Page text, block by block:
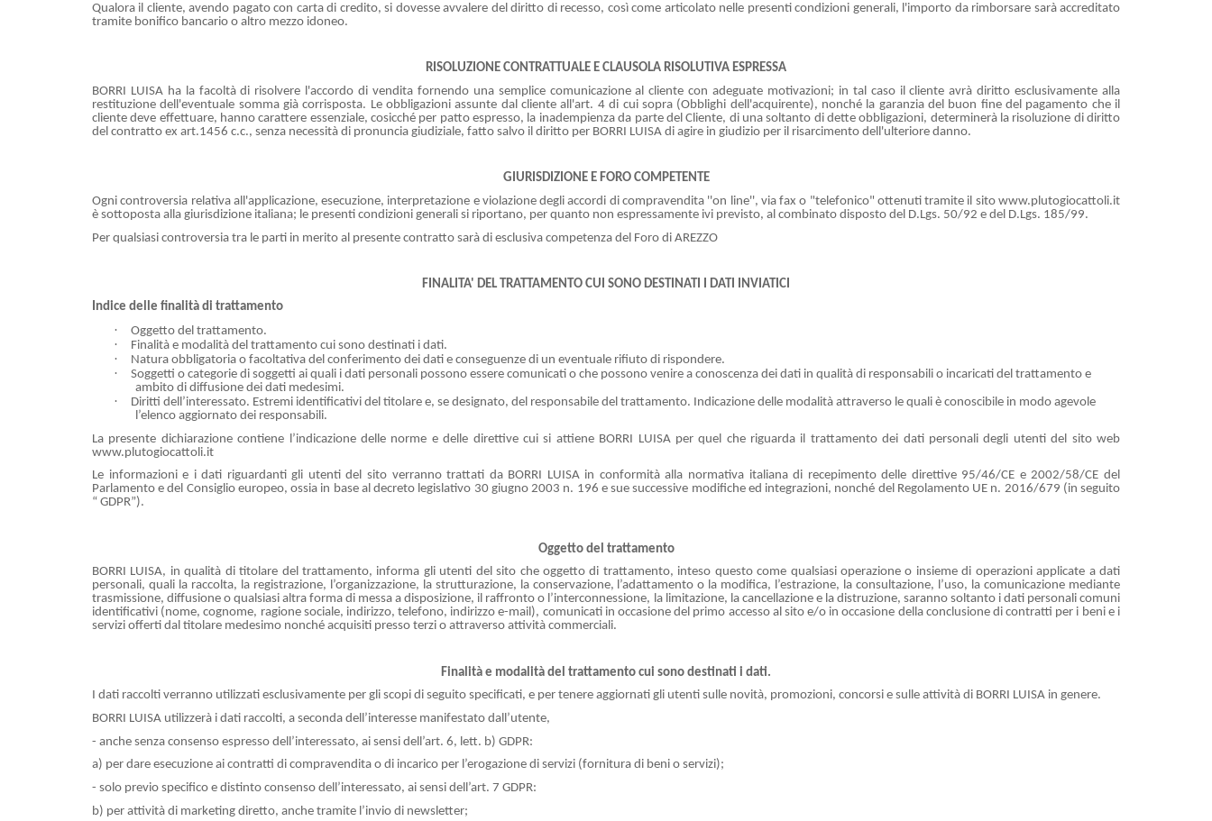
Qualora il cliente, avendo pagato con carta di credito, si dovesse avvalere del diritto di recesso, così come articolato nelle presenti condizioni generali, l'importo da rimborsare sarà accreditato
tramite bonifico bancario o altro mezzo idoneo.
RISOLUZIONE CONTRATTUALE E CLAUSOLA RISOLUTIVA ESPRESSA
BORRI LUISA ha la facoltà di risolvere l'accordo di vendita fornendo una semplice comunicazione al cliente con adeguate motivazioni; in tal caso il cliente avrà diritto esclusivamente alla
restituzione dell'eventuale somma già corrisposta. Le obbligazioni assunte dal cliente all'art. 4 di cui sopra (Obblighi dell'acquirente), nonché la garanzia del buon fine del pagamento che il
cliente deve effettuare, hanno carattere essenziale, cosicché per patto espresso, la inadempienza da parte del Cliente, di una soltanto di dette obbligazioni, determinerà la risoluzione di diritto
del contratto ex art.1456 c.c., senza necessità di pronuncia giudiziale, fatto salvo il diritto per BORRI LUISA di agire in giudizio per il risarcimento dell'ulteriore danno.
GIURISDIZIONE E FORO COMPETENTE
Ogni controversia relativa all'applicazione, esecuzione, interpretazione e violazione degli accordi di compravendita ''on line'', via fax o "telefonico" ottenuti tramite il sito www.plutogiocattoli.it
è sottoposta alla giurisdizione italiana; le presenti condizioni generali si riportano, per quanto non espressamente ivi previsto, al combinato disposto del D.Lgs. 50/92 e del D.Lgs. 185/99.
Per qualsiasi controversia tra le parti in merito al presente contratto sarà di esclusiva competenza del Foro di AREZZO
FINALITA' DEL TRATTAMENTO CUI SONO DESTINATI I DATI INVIATICI
Indice delle finalità di trattamento
· Oggetto del trattamento.
· Finalità e modalità del trattamento cui sono destinati i dati.
· Natura obbligatoria o facoltativa del conferimento dei dati e conseguenze di un eventuale rifiuto di rispondere.
·
Soggetti o categorie di soggetti ai quali i dati personali possono essere comunicati o che possono venire a conoscenza dei dati in qualità di responsabili o incaricati del trattamento e
ambito di diffusione dei dati medesimi.
·
Diritti dell’interessato. Estremi identificativi del titolare e, se designato, del responsabile del trattamento. Indicazione delle modalità attraverso le quali è conoscibile in modo agevole
l’elenco aggiornato dei responsabili.
La presente dichiarazione contiene l’indicazione delle norme e delle direttive cui si attiene BORRI LUISA per quel che riguarda il trattamento dei dati personali degli utenti del sito web
www.plutogiocattoli.it
Le informazioni e i dati riguardanti gli utenti del sito verranno trattati da BORRI LUISA in conformità alla normativa italiana di recepimento delle direttive 95/46/CE e 2002/58/CE del
Parlamento e del Consiglio europeo, ossia in base al decreto legislativo 30 giugno 2003 n. 196 e sue successive modifiche ed integrazioni, nonché del Regolamento UE n. 2016/679 (in seguito
“ GDPR”).
Oggetto del trattamento
BORRI LUISA, in qualità di titolare del trattamento, informa gli utenti del sito che oggetto di trattamento, inteso questo come qualsiasi operazione o insieme di operazioni applicate a dati
personali, quali la raccolta, la registrazione, l’organizzazione, la strutturazione, la conservazione, l’adattamento o la modifica, l’estrazione, la consultazione, l’uso, la comunicazione mediante
trasmissione, diffusione o qualsiasi altra forma di messa a disposizione, il raffronto o l’interconnessione, la limitazione, la cancellazione e la distruzione, saranno soltanto i dati personali comuni
identificativi (nome, cognome, ragione sociale, indirizzo, telefono, indirizzo e-mail), comunicati in occasione del primo accesso al sito e/o in occasione della conclusione di contratti per i beni e i
servizi offerti dal titolare medesimo nonché acquisiti presso terzi o attraverso attività commerciali.
Finalità e modalità del trattamento cui sono destinati i dati.
I dati raccolti verranno utilizzati esclusivamente per gli scopi di seguito specificati, e per tenere aggiornati gli utenti sulle novità, promozioni, concorsi e sulle attività di BORRI LUISA in genere.
BORRI LUISA utilizzerà i dati raccolti, a seconda dell’interesse manifestato dall’utente,
- anche senza consenso espresso dell’interessato, ai sensi dell’art. 6, lett. b) GDPR:
a) per dare esecuzione ai contratti di compravendita o di incarico per l’erogazione di servizi (fornitura di beni o servizi);
- solo previo specifico e distinto consenso dell’interessato, ai sensi dell’art. 7 GDPR:
b) per attività di marketing diretto, anche tramite l’invio di newsletter;